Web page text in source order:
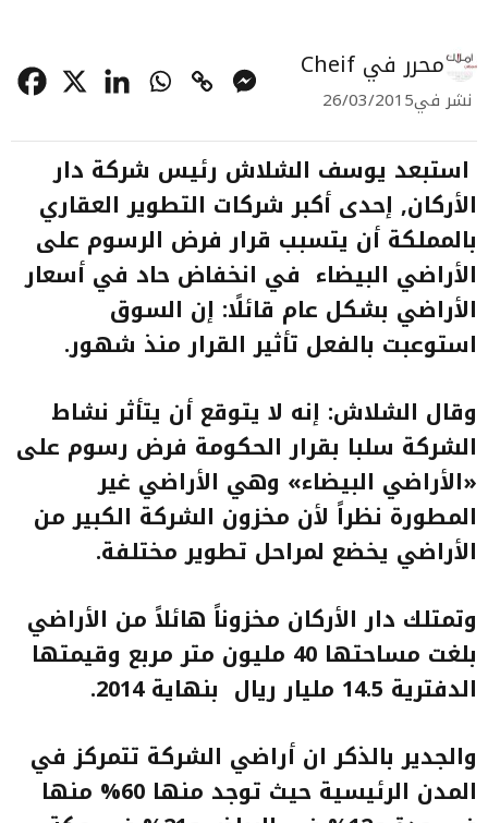
محرر في Cheif
نشر في26/03/2015
استبعد يوسف الشلاش رئيس شركة دار
الأركان, إحدى أكبر شركات التطوير العقاري
بالمملكة أن يتسبب قرار فرض الرسوم على
الأراضي البيضاء في انخفاض حاد في أسعار
الأراضي بشكل عام قائلًا: إن السوق
استوعبت بالفعل تأثير القرار منذ شهور.
وقال الشلاش: إنه لا يتوقع أن يتأثر نشاط
الشركة سلبا بقرار الحكومة فرض رسوم على
«الأراضي البيضاء» وهي الأراضي غير
المطورة نظراً لأن مخزون الشركة الكبير من
الأراضي يخضع لمراحل تطوير مختلفة.
وتمتلك دار الأركان مخزوناً هائلاً من الأراضي
بلغت مساحتها 40 مليون متر مربع وقيمتها
الدفترية 14.5 مليار ريال بنهاية 2014
.
والجدير بالذكر ان أراضي الشركة تتمركز في
المدن الرئيسية حيث توجد منها 60% منها